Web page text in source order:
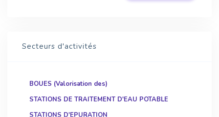
Secteurs d'activités
BOUES (Valorisation des)
STATIONS DE TRAITEMENT D'EAU POTABLE
STATIONS D'EPURATION